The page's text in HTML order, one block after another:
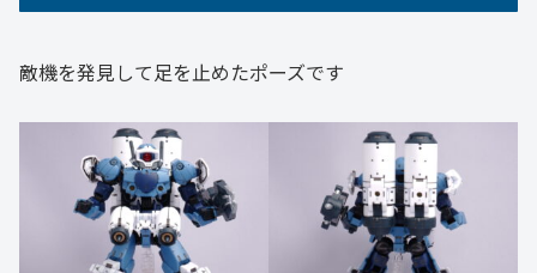
敵機を発見して足を止めたポーズです